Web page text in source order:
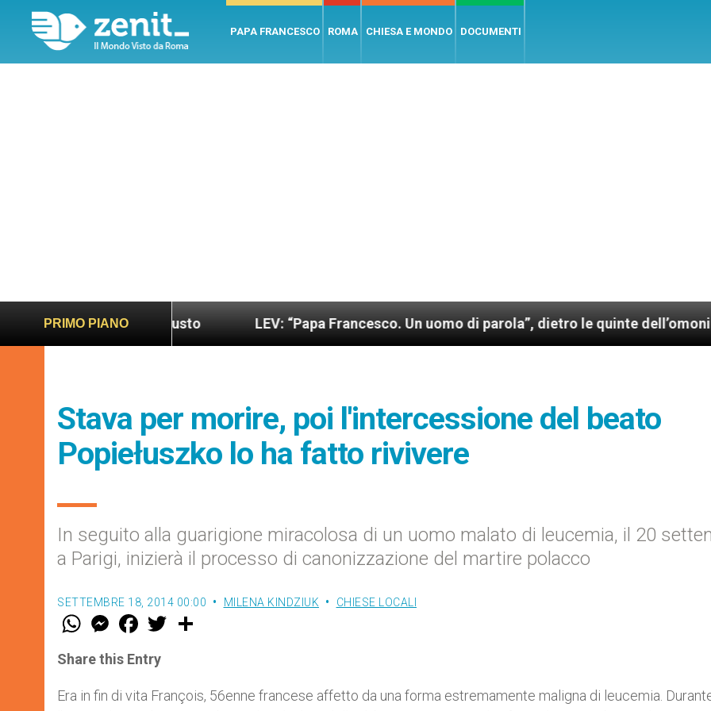
PAPA FRANCESCO ROMA CHIESA E MONDO DOCUMENTI
PRIMO PIANO
sano e giusto LEV: “Papa Francesco. Un uomo di parola”, dietro le quinte dell’omonimo film di
Stava per morire, poi l'intercessione del beato
Popiełuszko lo ha fatto rivivere
In seguito alla guarigione miracolosa di un uomo malato di leucemia, il 20
a Parigi, inizierà il processo di canonizzazione del martire polacco
SETTEMBRE 18, 2014 00:00 MILENA KINDZIUK CHIESE LOCALI
W
t
s
p
p
M
e
s
e
g
e
F
a
e
b
o
k
w
r
Share this Entry
Era in fin di vita François, 56enne francese affetto da una forma estremamente maligna di leucemia.